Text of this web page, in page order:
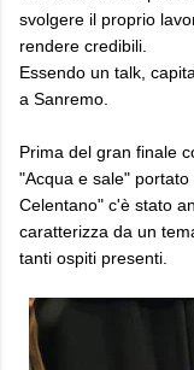
svolgere il proprio
rendere credibili.
Essendo un talk,
a Sanremo.
Prima del gran finale
"Acqua e sale"
Celentano" c'è stato
caratterizza da un
tanti ospiti presenti.